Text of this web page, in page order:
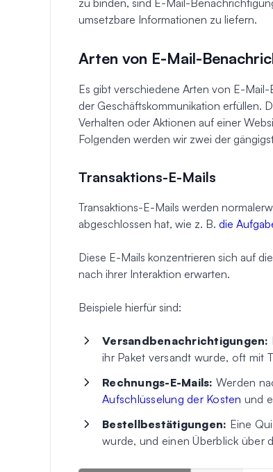
umsetzbare Informationen zu liefern.
Arten von E-Mail-
Es gibt verschiedene Arten von E-
der Geschäftskommunikation erfüllen.
Verhalten oder Aktionen auf einer
Folgenden werden wir zwei der
Transaktions-E-Mails
Transaktions-E-Mails werden
abgeschlossen hat, wie z. B. die
Diese E-Mails konzentrieren sich auf
nach ihrer Interaktion erwarten.
Beispiele hierfür sind:
Versandbenachrichtigungen:
ihr Paket versandt wurde, oft mit
Rechnungs-E-Mails: Werden
Aufschlüsselung der Kosten und
Bestellbestätigungen: Eine
wurde, und einen Überblick über